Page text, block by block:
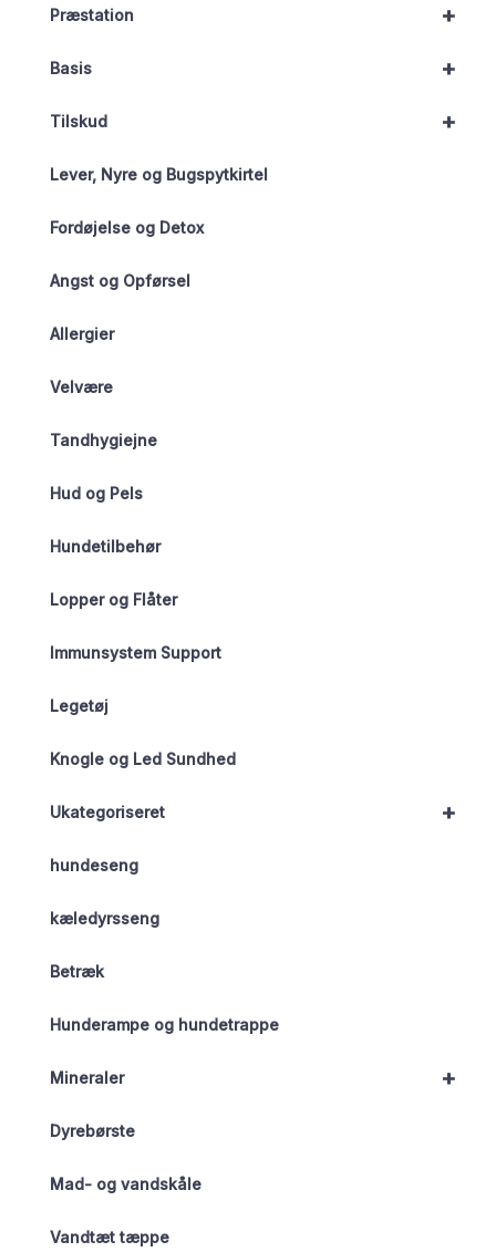
+
Præstation
+
Basis
+
Tilskud
Lever, Nyre og Bugspytkirtel
Fordøjelse og Detox
Angst og Opførsel
Allergier
Velvære
Tandhygiejne
Hud og Pels
Hundetilbehør
Lopper og Flåter
Immunsystem Support
Legetøj
Knogle og Led Sundhed
+
Ukategoriseret
hundeseng
kæledyrsseng
Betræk
Hunderampe og hundetrappe
+
Mineraler
Dyrebørste
Mad- og vandskåle
Vandtæt tæppe